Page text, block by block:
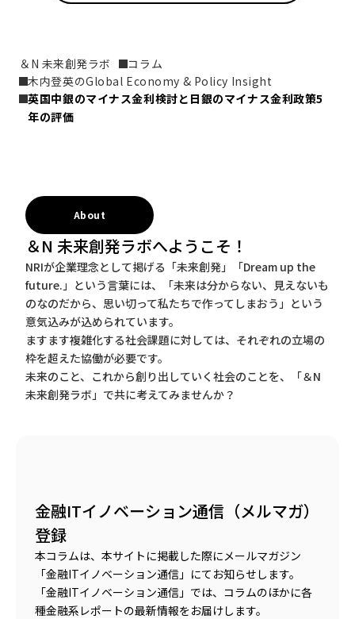
＆N 未来創発ラボ
コラム
木内登英のGlobal Economy & Policy Insight
英国中銀のマイナス金利検討と日銀のマイナス金利政策5
年の評価
About
＆N 未来創発ラボへようこそ！
NRIが企業理念として掲げる「未来創発」「Dream up the
future.」という言葉には、「未来は分からない、見えないも
のなのだから、思い切って私たちで作ってしまおう」という
意気込みが込められています。
ますます複雑化する社会課題に対しては、それぞれの立場の
枠を超えた協働が必要です。
未来のこと、これから創り出していく社会のことを、「＆N
未来創発ラボ」で共に考えてみませんか？
金融ITイノベーション通信（メルマガ）
登録
本コラムは、本サイトに掲載した際にメールマガジン
「金融ITイノベーション通信」にてお知らせします。
「金融ITイノベーション通信」では、コラムのほかに各
種金融系レポートの最新情報をお届けします。